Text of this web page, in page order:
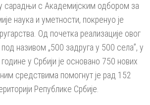
сарадњи с Академијским одбором за
наука и уметности, покренуо је
Од почетка реализације овог
под називом „500 задруга у 500 села”, у
у Србији је основано 750 нових
средствима помогнут је рад 152
Републике Србије.